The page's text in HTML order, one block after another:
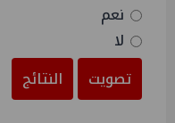
نعم
لا
تصويت
النتائج